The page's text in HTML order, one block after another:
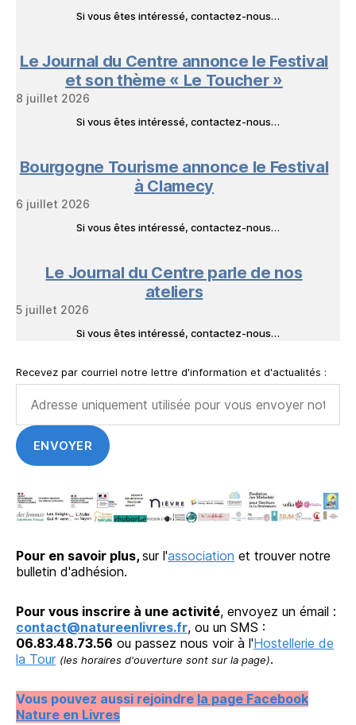
Si vous êtes intéressé, contactez-nous…
Le Journal du Centre annonce le Festival
et son thème « Le Toucher »
8 juillet 2026
Si vous êtes intéressé, contactez-nous…
Bourgogne Tourisme annonce le Festival
à Clamecy
6 juillet 2026
Si vous êtes intéressé, contactez-nous…
Le Journal du Centre parle de nos
ateliers
5 juillet 2026
Si vous êtes intéressé, contactez-nous…
Recevez par courriel notre lettre d'information et d'actualités :
Pour en savoir plus, sur l'association et trouver notre
bulletin d'adhésion.
Pour vous inscrire à une activité, envoyez un émail :
contact@natureenlivres.fr, ou un SMS :
06.83.48.73.56 ou passez nous voir à l'Hostellerie de
la Tour (les horaires d'ouverture sont sur la page).
Vous pouvez aussi rejoindre la page Facebook
Nature en Livres